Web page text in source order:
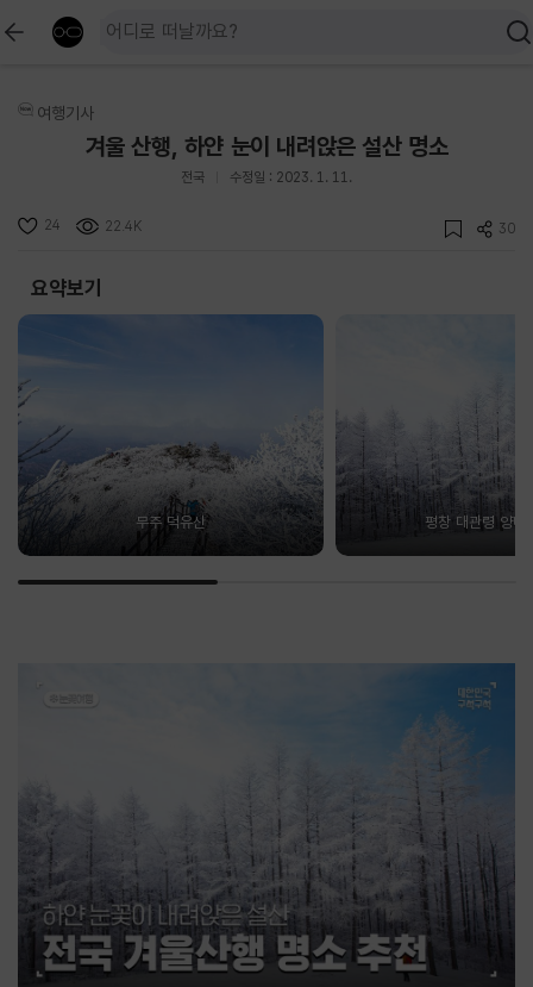
여행기사
겨울 산행, 하얀 눈이 내려앉은 설산 명소
전국 수정일 : 2023. 1. 11.
24 22.4K 30
요약보기
무주 덕유산 평창 대관령 양떼